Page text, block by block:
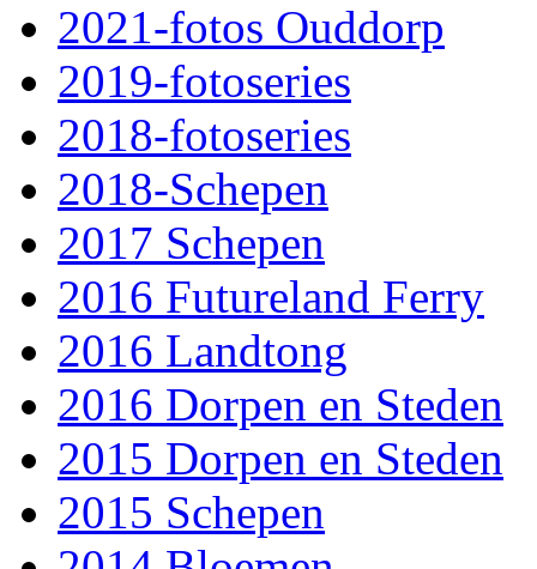
2021-fotos Ouddorp
2019-fotoseries
2018-fotoseries
2018-Schepen
2017 Schepen
2016 Futureland Ferry
2016 Landtong
2016 Dorpen en Steden
2015 Dorpen en Steden
2015 Schepen